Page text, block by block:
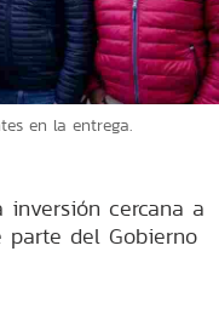
en la entrega.
inversión cercana a
parte del Gobierno